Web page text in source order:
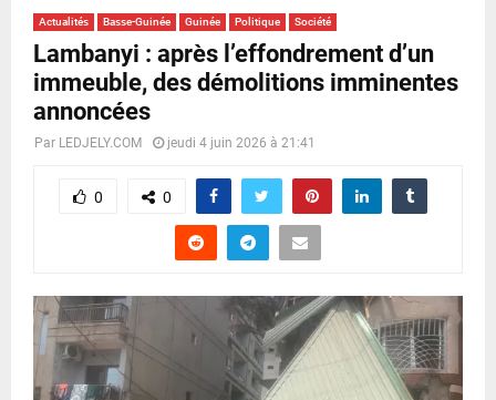
U
Actualités Basse-Guinée Guinée Politique Société
Lambanyi : après l’effondrement d’un
immeuble, des démolitions imminentes
annoncées
Par LEDJELY.COM jeudi 4 juin 2026 à 21:41
0 0